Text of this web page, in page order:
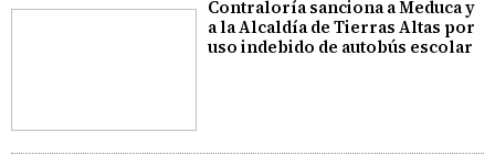
Contraloría sanciona a Meduca y
a la Alcaldía de Tierras Altas por
uso indebido de autobús escolar